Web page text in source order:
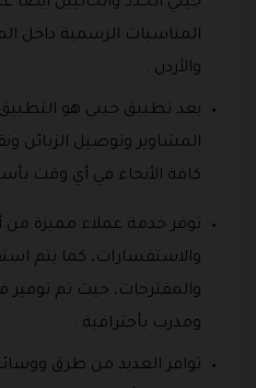
المناسبات الرسمية داخل
والأردن .
يعد تطبيق جيني هو
المشاوير وتوصيل الزبائن
كافة الأنحاء في أي وقت
توفر خدمة عملاء مميزة
والاستفسارات، كما يتم
والمقترحات، حيث تم
ومدرب بأحترافية .
توافر العديد من طرق